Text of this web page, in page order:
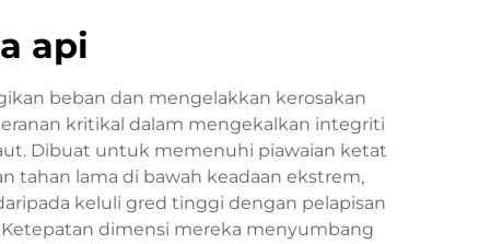
api
beban dan mengelakkan kerosakan
kritikal dalam mengekalkan integriti
Dibuat untuk memenuhi piawaian ketat
tahan lama di bawah keadaan ekstrem,
keluli gred tinggi dengan pelapisan
dimensi mereka menyumbang